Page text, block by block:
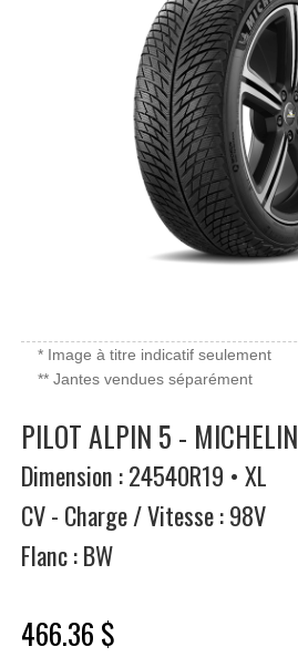
* Image à titre indicatif seulement
** Jantes vendues séparément
PILOT ALPIN 5 - MICHELIN
Dimension : 24540R19 • XL
CV - Charge / Vitesse : 98V
Flanc : BW
466.36 $